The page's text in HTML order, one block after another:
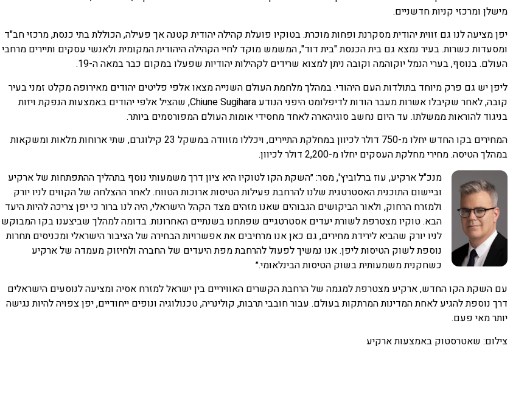
מישלן ומרכזי קניות חדשניים.
יפן מציעה לנו גם זווית יהודית מסקרנת ופחות מוכרת. בטוקיו פועלת קהילה יהודית קטנה אך פעילה, הכוללת בתי כנסת, מרכזי חב"ד
ומסעדות כשרות. בעיר נמצא גם בית הכנסת "בית דוד", המשמש מוקד לחיי הקהילה היהודית המקומית ולאנשי עסקים ותיירים מרחבי
העולם. בנוסף, בערי הנמל יוקוהמה וקובה ניתן למצוא שרידים לקהילות יהודיות שפעלו במקום כבר במאה ה-19.
ליפן יש גם פרק מיוחד בתולדות העם היהודי. במהלך מלחמת העולם השנייה מצאו אלפי פליטים יהודים מאירופה מקלט זמני בעיר
קובה, לאחר שקיבלו אשרות מעבר הודות לדיפלומט היפני הנודע Chiune Sugihara, שהציל אלפי יהודים באמצעות הנפקת ויזות
בניגוד להוראות ממשלתו. עד היום נחשב סוגיהארה לאחד מחסידי אומות העולם המפורסמים ביותר.
המחירים בקו החדש יחלו מ-750 דולר לכיוון במחלקת התיירים, ויכללו מזוודה במשקל 23 קילוגרם, שתי ארוחות מלאות ומשקאות
במהלך הטיסה. מחירי מחלקת העסקים יחלו מ-2,200 דולר לכיוון.
מנכ"ל ארקיע, עוז ברלוביץ', מסר: ״השקת הקו לטוקיו היא ציון דרך משמעותי נוסף בתהליך ההתפתחות של ארקיע
וביישום התוכנית האסטרטגית שלנו להרחבת פעילות הטיסות ארוכות הטווח. לאחר ההצלחה של הקווים לניו יורק
ולמזרח הרחוק, ולאור הביקושים הגבוהים שאנו מזהים מצד הקהל הישראלי, היה לנו ברור כי יפן צריכה להיות היעד
הבא. טוקיו מצטרפת לשורת יעדים אסטרטגיים שפתחנו בשנתיים האחרונות. בדומה למהלך שביצענו בקו המבוקש
לניו יורק שהביא לירידת מחירים, גם כאן אנו מרחיבים את אפשרויות הבחירה של הציבור הישראלי ומכניסים תחרות
נוספת לשוק הטיסות ליפן. אנו נמשיך לפעול להרחבת מפת היעדים של החברה ולחיזוק מעמדה של ארקיע
כשחקנית משמעותית בשוק הטיסות הבינלאומי.״
עם השקת הקו החדש, ארקיע מצטרפת למגמה של הרחבת הקשרים האוויריים בין ישראל למזרח אסיה ומציעה לנוסעים הישראלים
דרך נוספת להגיע לאחת המדינות המרתקות בעולם. עבור חובבי תרבות, קולינריה, טכנולוגיה ונופים ייחודיים, יפן צפויה להיות נגישה
יותר מאי פעם.
צילום: שאטרסטוק באמצעות ארקיע